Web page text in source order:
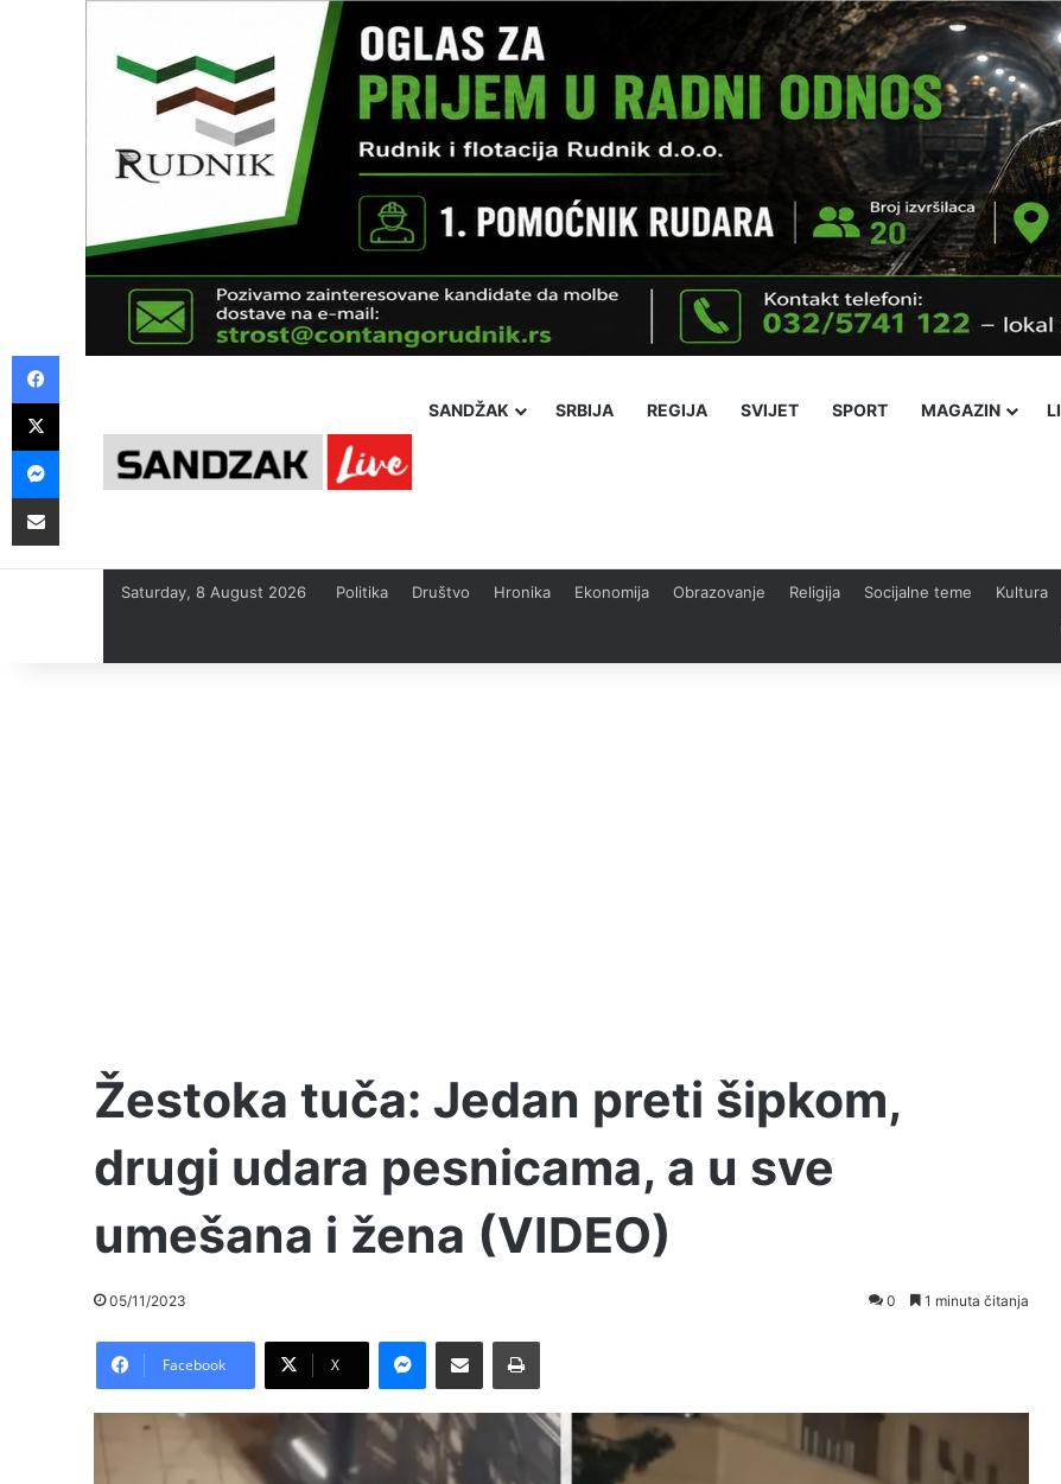
SANDŽAK SRBIJA REGIJA SVIJET SPORT MAGAZIN
Saturday, 8 August 2026 Politika Društvo Hronika Ekonomija Obrazovanje Religija Socijalne teme Kultura
Žestoka tuča: Jedan preti šipkom,
drugi udara pesnicama, a u sve
umešana i žena (VIDEO)
05/11/2023 0 1 minuta čitanja
Facebook X
Messenger
Pošalji preko E-Maila Printaj
Facebook
X
Messenger
Pošalji preko E-Maila